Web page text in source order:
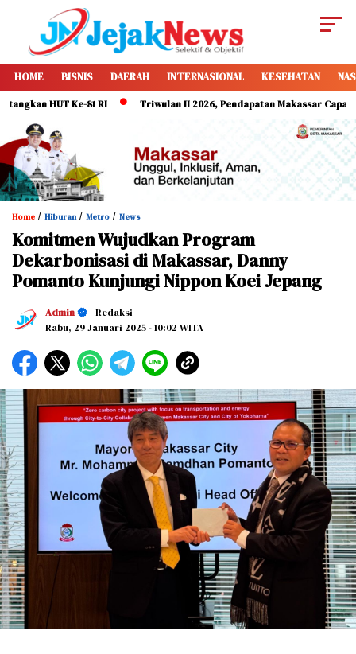
HOME BISNIS DAERAH INTERNASIONAL KESEHATAN
Ke-81 RI Triwulan II 2026, Pendapatan Makassar Capai 49
Home / Hiburan / Metro / News
Komitmen Wujudkan Program
Dekarbonisasi di Makassar, Danny
Pomanto Kunjungi Nippon Koei Jepang
Admin
- Redaksi
Rabu, 29 Januari 2025- 10:02 WITA